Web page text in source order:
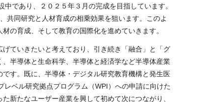
中であり、２０２５年３月の完成を目指しています。
共同研究と人材育成の相乗効果を狙います。このよ
の育成、そして教育の国際化を進めていきます。
ていきたいと考えており、引き続き「融合」と「グ
半導体と生命科学、半導体と経済学など半導体産業
す。既に、半導体・デジタル研究教育機構と発生医
レベル研究拠点プログラム（WPI）への申請に向けた
新たなユーザー産業を興して初めて次につながり、